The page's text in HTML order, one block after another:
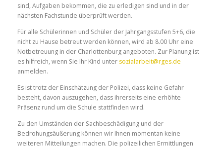
sind, Aufgaben bekommen, die zu erledigen sind und in der
nächsten Fachstunde überprüft werden.
Für alle Schülerinnen und Schüler der Jahrgangsstufen 5+6, die
nicht zu Hause betreut werden können, wird ab 8.00 Uhr eine
Notbetreuung in der Charlottenburg angeboten. Zur Planung ist
es hilfreich, wenn Sie Ihr Kind unter sozialarbeit@rges.de
anmelden.
Es ist trotz der Einschätzung der Polizei, dass keine Gefahr
besteht, davon auszugehen, dass ihrerseits eine erhöhte
Präsenz rund um die Schule stattfinden wird.
Zu den Umständen der Sachbeschädigung und der
Bedrohungsäußerung können wir Ihnen momentan keine
weiteren Mitteilungen machen. Die polizeilichen Ermittlungen